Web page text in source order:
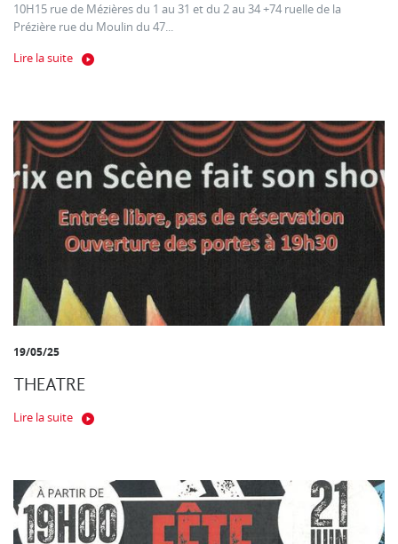
10H15 rue de Mézières du 1 au 31 et du 2 au 34 +74 ruelle de la
Prézière rue du Moulin du 47...
Lire la suite
19/05/25
THEATRE
Lire la suite